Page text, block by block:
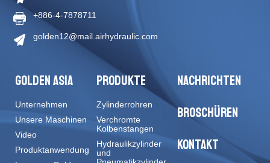
+886-4-7878711
golden12@mail.airhydraulic.com
GOLDEN ASIA
Unternehmen
Unsere Maschinen
Video
Produktanwendung
PRODUKTE
Zylinderrohren
Verchromte
Kolbenstangen
Hydraulikzylinder
und
NACHRICHTEN
BROSCHÜREN
KONTAKT